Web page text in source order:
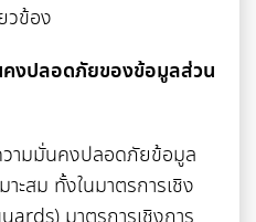
วข้อง
คงปลอดภัยของข้อมูลส่วน
วามมั่นคงปลอดภัยข้อมูล
ะสม ทั้งในมาตรการเชิง